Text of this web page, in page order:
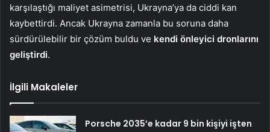
karşılaştığı maliyet asimetrisi, Ukrayna’ya da ciddi kan
kaybettirdi. Ancak Ukrayna zamanla bu soruna daha
sürdürülebilir bir çözüm buldu ve kendi önleyici dronlarını
geliştirdi.
İlgili Makaleler
Porsche 2035’e kadar 9 bin kişiyi işten